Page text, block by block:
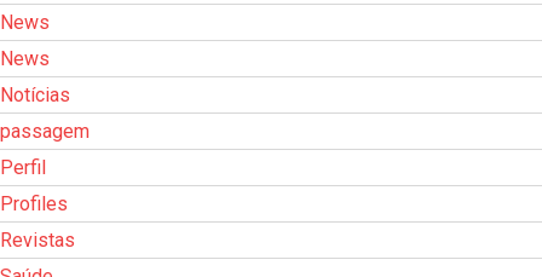
News
News
Notícias
passagem
Perfil
Profiles
Revistas